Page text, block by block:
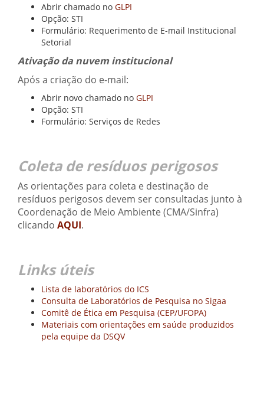
Abrir chamado no GLPI
Opção: STI
Formulário: Requerimento de E-mail Institucional
Setorial
Ativação da nuvem institucional
Após a criação do e-mail:
Abrir novo chamado no GLPI
Opção: STI
Formulário: Serviços de Redes
Coleta de resíduos perigosos
As orientações para coleta e destinação de
resíduos perigosos devem ser consultadas junto à
Coordenação de Meio Ambiente (CMA/Sinfra)
clicando AQUI.
Links úteis
Lista de laboratórios do ICS
Consulta de Laboratórios de Pesquisa no Sigaa
Comitê de Ética em Pesquisa (CEP/UFOPA)
Materiais com orientações em saúde produzidos
pela equipe da DSQV